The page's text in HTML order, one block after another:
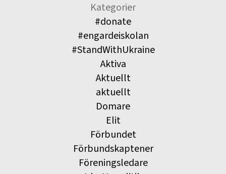
Kategorier
#donate
#engardeiskolan
#StandWithUkraine
Aktiva
Aktuellt
aktuellt
Domare
Elit
Förbundet
Förbundskaptener
Föreningsledare